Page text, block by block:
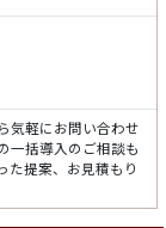
気軽にお問い合わせ
一括導入のご相談も
た提案、お見積もり